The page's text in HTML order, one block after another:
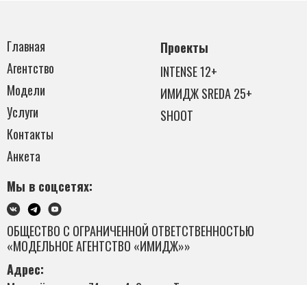
Главная
Агентство
Модели
Услуги
Контакты
Анкета
Проекты
INTENSE 12+
ИМИДЖ SREDA 25+
SHOOT
Мы в соцсетях:
ОБЩЕСТВО С ОГРАНИЧЕННОЙ ОТВЕТСТВЕННОСТЬЮ
«МОДЕЛЬНОЕ АГЕНТСТВО «ИМИДЖ»»
Адрес: